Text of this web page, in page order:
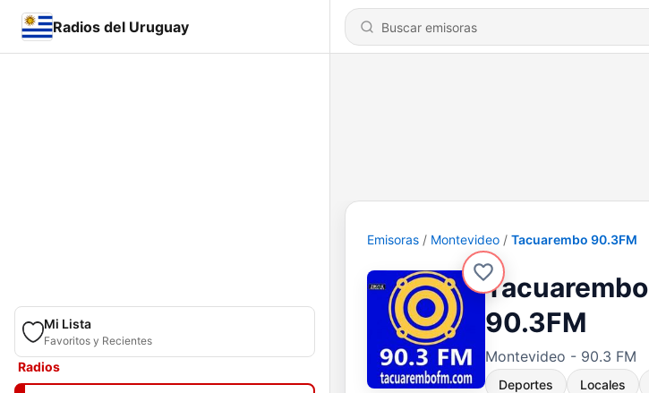
Radios del Uruguay
Mi Lista
Favoritos y Recientes
Radios
Emisoras Montevideo Tacuarembo 90.3FM
Tacuarembo
90.3FM
Montevideo - 90.3 FM
Deportes Locales